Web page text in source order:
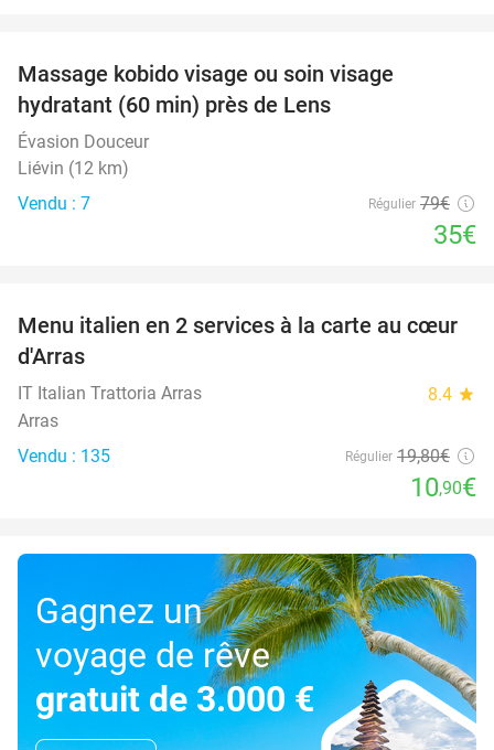
Massage kobido visage ou soin visage
hydratant (60 min) près de Lens
Évasion Douceur
Liévin (12 km)
Vendu : 7
Régulier 79€
35€
45%
Menu italien en 2 services à la carte au cœur
d'Arras
IT Italian Trattoria Arras 8.4 star
Arras
Vendu : 135
Régulier 19,80€
10,90€
Gagnez un
voyage de rêve
gratuit de 3.000 €